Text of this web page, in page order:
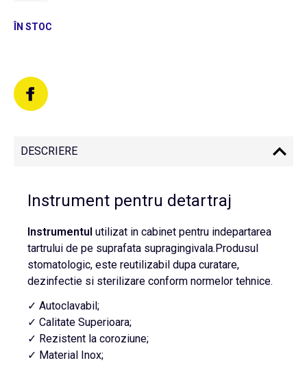
ÎN STOC
DESCRIERE
Instrument pentru detartraj
Instrumentul utilizat in cabinet pentru indepartarea
tartrului de pe suprafata supragingivala.Produsul
stomatologic, este reutilizabil dupa curatare,
dezinfectie si sterilizare conform normelor tehnice.
✓ Autoclavabil;
✓ Calitate Superioara;
✓ Rezistent la coroziune;
✓ Material Inox;